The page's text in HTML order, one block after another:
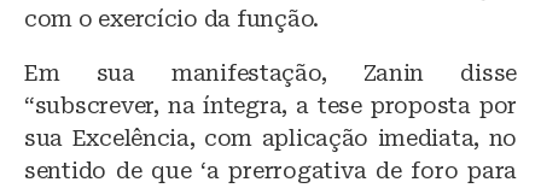
com o exercício da função.
Em sua manifestação, Zanin disse
“subscrever, na íntegra, a tese proposta por
sua Excelência, com aplicação imediata, no
sentido de que ‘a prerrogativa de foro para